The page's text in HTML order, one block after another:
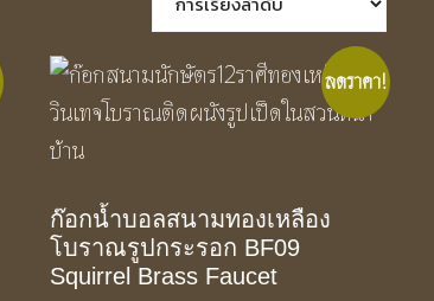
ลดราคา!
ก๊อกน้ำบอลสนามทองเหลือง
โบราณรูปกระรอก BF09
Squirrel Brass Faucet